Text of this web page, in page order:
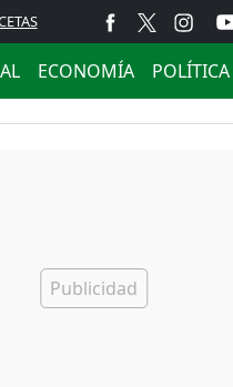
ECONOMÍA POLÍTICA